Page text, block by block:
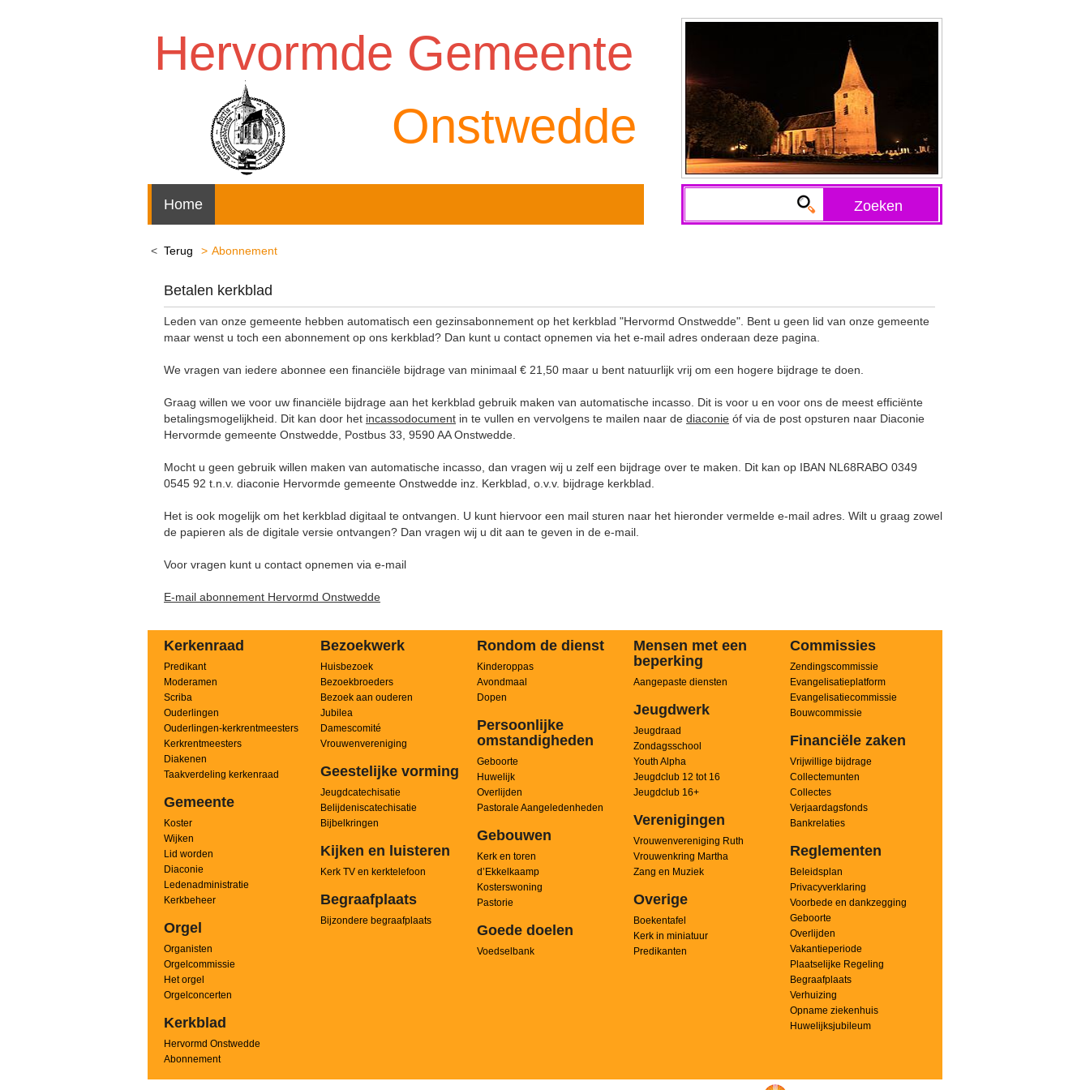
Hervormde Gemeente
Onstwedde
Zoeken
Home
Terug Abonnement
Betalen kerkblad
Leden van onze gemeente hebben automatisch een gezinsabonnement op het kerkblad "Hervormd Onstwedde". Bent u geen lid van onze gemeente
maar wenst u toch een abonnement op ons kerkblad? Dan kunt u contact opnemen via het e-mail adres onderaan deze pagina.
We vragen van iedere abonnee een financiële bijdrage van minimaal € 21,50 maar u bent natuurlijk vrij om een hogere bijdrage te doen.
Graag willen we voor uw financiële bijdrage aan het kerkblad gebruik maken van automatische incasso. Dit is voor u en voor ons de meest efficiënte
betalingsmogelijkheid. Dit kan door het incassodocument in te vullen en vervolgens te mailen naar de diaconie óf via de post opsturen naar Diaconie
Hervormde gemeente Onstwedde, Postbus 33, 9590 AA Onstwedde.
Mocht u geen gebruik willen maken van automatische incasso, dan vragen wij u zelf een bijdrage over te maken. Dit kan op IBAN NL68RABO 0349
0545 92 t.n.v. diaconie Hervormde gemeente Onstwedde inz. Kerkblad, o.v.v. bijdrage kerkblad.
Het is ook mogelijk om het kerkblad digitaal te ontvangen. U kunt hiervoor een mail sturen naar het hieronder vermelde e-mail adres. Wilt u graag zowel
de papieren als de digitale versie ontvangen? Dan vragen wij u dit aan te geven in de e-mail.
Voor vragen kunt u contact opnemen via e-mail
E-mail abonnement Hervormd Onstwedde
Kerkenraad
Predikant
Moderamen
Scriba
Ouderlingen
Ouderlingen-kerkrentmeesters
Kerkrentmeesters
Diakenen
Taakverdeling kerkenraad
Gemeente
Koster
Wijken
Lid worden
Diaconie
Ledenadministratie
Kerkbeheer
Orgel
Organisten
Orgelcommissie
Het orgel
Orgelconcerten
Kerkblad
Hervormd Onstwedde
Abonnement
Bezoekwerk
Huisbezoek
Bezoekbroeders
Bezoek aan ouderen
Jubilea
Damescomité
Vrouwenvereniging
Geestelijke vorming
Jeugdcatechisatie
Belijdeniscatechisatie
Bijbelkringen
Kijken en luisteren
Kerk TV en kerktelefoon
Begraafplaats
Bijzondere begraafplaats
Rondom de dienst
Kinderoppas
Avondmaal
Dopen
Persoonlijke
omstandigheden
Geboorte
Huwelijk
Overlijden
Pastorale Aangeledenheden
Gebouwen
Kerk en toren
d’Ekkelkaamp
Kosterswoning
Pastorie
Goede doelen
Voedselbank
Mensen met een
beperking
Aangepaste diensten
Jeugdwerk
Jeugdraad
Zondagsschool
Youth Alpha
Jeugdclub 12 tot 16
Jeugdclub 16+
Verenigingen
Vrouwenvereniging Ruth
Vrouwenkring Martha
Zang en Muziek
Overige
Boekentafel
Kerk in miniatuur
Predikanten
Commissies
Zendingscommissie
Evangelisatieplatform
Evangelisatiecommissie
Bouwcommissie
Financiële zaken
Vrijwillige bijdrage
Collectemunten
Collectes
Verjaardagsfonds
Bankrelaties
Reglementen
Beleidsplan
Privacyverklaring
Voorbede en dankzegging
Geboorte
Overlijden
Vakantieperiode
Plaatselijke Regeling
Begraafplaats
Verhuizing
Opname ziekenhuis
Huwelijksjubileum